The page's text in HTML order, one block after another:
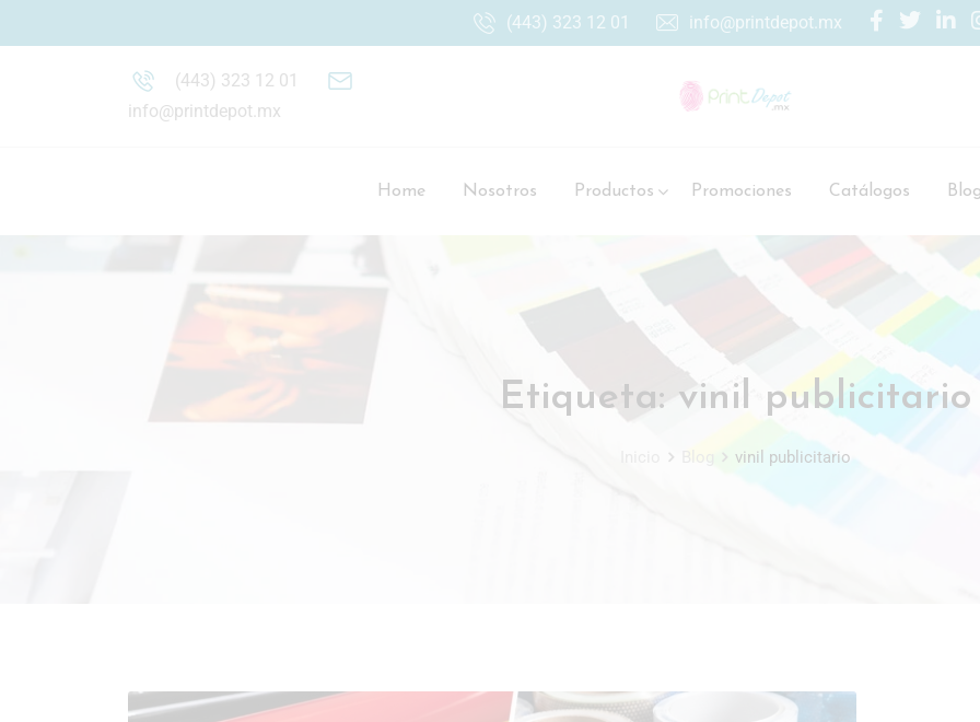
(443) 323 12 01 info@printdepot.mx
(443) 323 12 01
info@printdepot.mx
Home Nosotros Productos Promociones Catálogos
Etiqueta: vinil publicitario
vinil publicitario